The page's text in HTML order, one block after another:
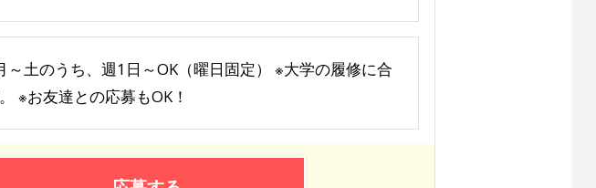
土のうち、週1日～OK（曜日固定） ※大学の履修に合
※お友達との応募もOK！